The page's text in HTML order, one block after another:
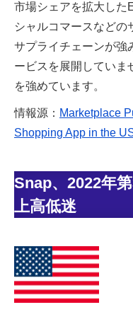
市場シェアを拡大した
シャルコマースなどの
サプライチェーンが強
ービスを展開していま
を強めています。
情報源： Marketplace
Shopping App in the
Snap、2022年
上高低迷